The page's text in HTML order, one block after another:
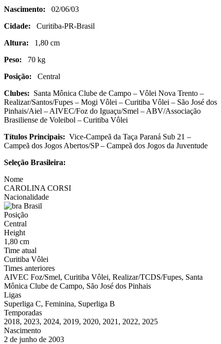
Nascimento: 02/06/03
Cidade: Curitiba-PR-Brasil
Altura: 1,80 cm
Peso: 70 kg
Posição: Central
Clubes: Santa Mônica Clube de Campo – Vôlei Nova Trento –
Realizar/Santos/Fupes – Mogi Vôlei – Curitiba Vôlei – São José dos
Pinhais/Aiel – AIVEC/Foz do Iguaçu/Smel – ABV/Associação
Brasiliense de Voleibol – Curitiba Vôlei
Títulos Principais: Vice-Campeã da Taça Paraná Sub 21 –
Campeã dos Jogos Abertos/SP – Campeã dos Jogos da Juventude
Seleção Brasileira:
Nome
CAROLINA CORSI
Nacionalidade
Brasil
Posição
Central
Height
1,80 cm
Time atual
Curitiba Vôlei
Times anteriores
AIVEC Foz/Smel, Curitiba Vôlei, Realizar/TCDS/Fupes, Santa
Mônica Clube de Campo, São José dos Pinhais
Ligas
Superliga C, Feminina, Superliga B
Temporadas
2018, 2023, 2024, 2019, 2020, 2021, 2022, 2025
Nascimento
2 de junho de 2003